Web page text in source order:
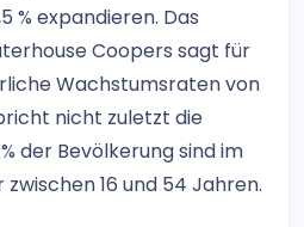
% expandieren. Das
Coopers sagt für
Wachstumsraten von
nicht zuletzt die
der Bevölkerung sind im
16 und 54 Jahren.